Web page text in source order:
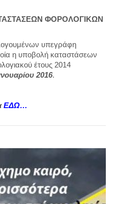
ΦΟΡΟΛΟΓΙΚΩΝ
υπεγράφη
η υποβολή καταστάσεων
έτους 2014
2016.
ΕΔΩ…